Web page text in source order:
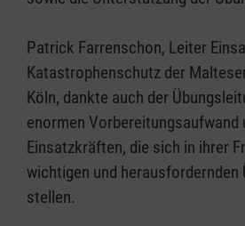
Patrick Farrenschon, Leiter
Katastrophenschutz der
Köln, dankte auch der
enormen Vorbereitungsaufwand
Einsatzkräften, die sich in ihrer
wichtigen und herausfordernden
stellen.